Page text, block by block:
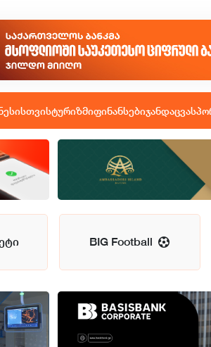
ტურიზმიფინანსებიჯანდაცვა
BIG Football